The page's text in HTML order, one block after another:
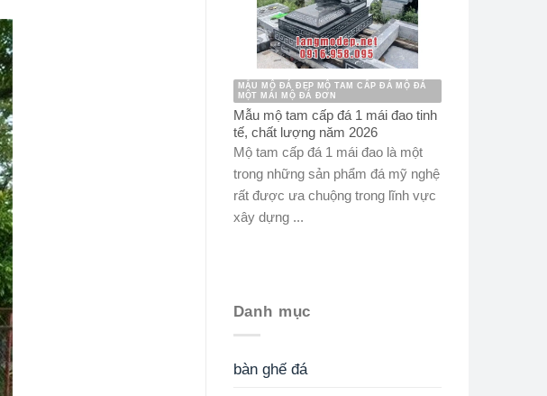
MẪU MỘ ĐÁ ĐẸP MỘ TAM CẤP ĐÁ MỘ ĐÁ
MỘT MÁI MỘ ĐÁ ĐƠN
Mẫu mộ tam cấp đá 1 mái đao tinh
tế, chất lượng năm 2026
Mộ tam cấp đá 1 mái đao là một
trong những sản phẩm đá mỹ nghệ
rất được ưa chuộng trong lĩnh vực
xây dựng ...
Danh mục
bàn ghế đá